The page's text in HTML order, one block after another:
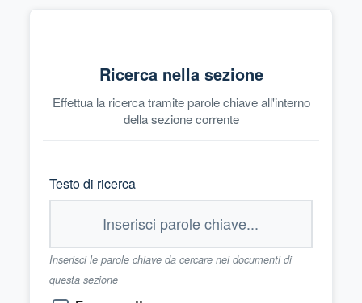
Ricerca nella sezione
Effettua la ricerca tramite parole chiave all'interno
della sezione corrente
Testo di ricerca
Inserisci le parole chiave da cercare nei documenti di
questa sezione